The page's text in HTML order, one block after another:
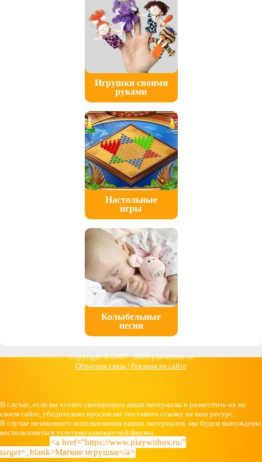
Игрушки своими
руками
Настольные
игры
Колыбельные
песни
Copyright © 2007 -2026 platwithus.ru
Обратная связь | Реклама на сайте
В случае, если вы хотите скопировать наши материалы и разместить их на
своем сайте, убедительно просим вас поставить ссылку на наш ресурс.
В случае незаконного использования наших материалов, мы будем вынуждены
воспользоваться услугами адвокатской фирмы.
<a href="https://www.playwithus.ru/"
target=_blank>Мягкие игрушки</a>